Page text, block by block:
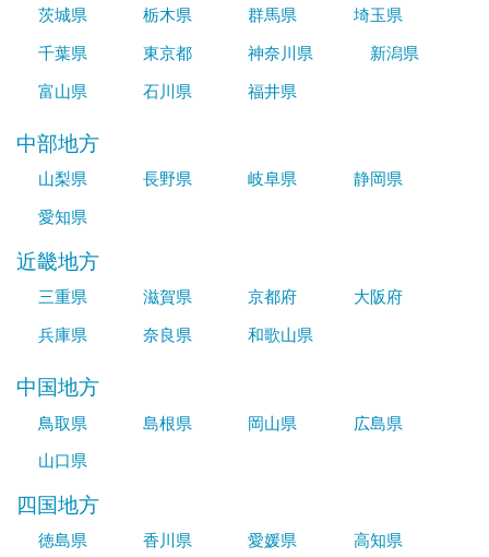
茨城県 栃木県 群馬県
埼玉県
千葉県
東京都 神奈川県
新潟県
富山県
石川県 福井県
中部地方
山梨県 長野県 岐阜県
静岡県
愛知県
近畿地方
三重県 滋賀県 京都府
大阪府
兵庫県
奈良県 和歌山県
中国地方
鳥取県 島根県 岡山県
広島県
山口県
四国地方
徳島県 香川県 愛媛県 高知県